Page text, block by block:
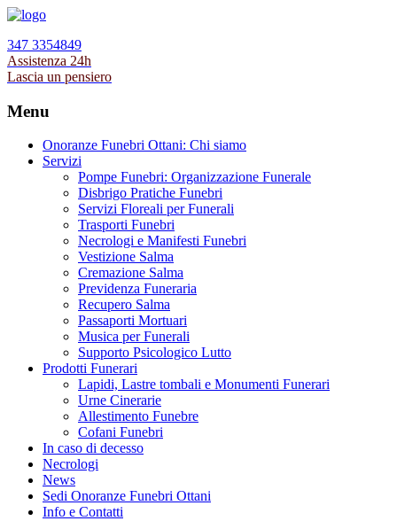
347 3354849
Assistenza 24h
Lascia un pensiero
Menu
Onoranze Funebri Ottani: Chi siamo
Servizi
Pompe Funebri: Organizzazione Funerale
Disbrigo Pratiche Funebri
Servizi Floreali per Funerali
Trasporti Funebri
Necrologi e Manifesti Funebri
Vestizione Salma
Cremazione Salma
Previdenza Funeraria
Recupero Salma
Passaporti Mortuari
Musica per Funerali
Supporto Psicologico Lutto
Prodotti Funerari
Lapidi, Lastre tombali e Monumenti Funerari
Urne Cinerarie
Allestimento Funebre
Cofani Funebri
In caso di decesso
Necrologi
News
Sedi Onoranze Funebri Ottani
Info e Contatti